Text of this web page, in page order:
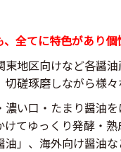
全てに特色があり個
地区向けなど各醤
磋琢磨しながら様
い口・たまり醤油
けてゆっくり発酵・
」、海外向け醤油